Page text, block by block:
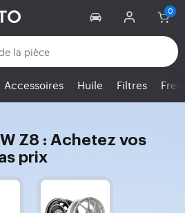
Accessoires Huile Filtres
Z8 : Achetez vos
prix